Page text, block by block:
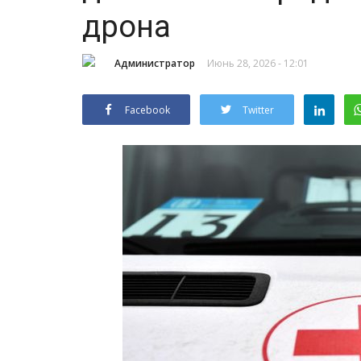
дрона
Администратор Июнь 28, 2026 - 12:01
Facebook Twitter